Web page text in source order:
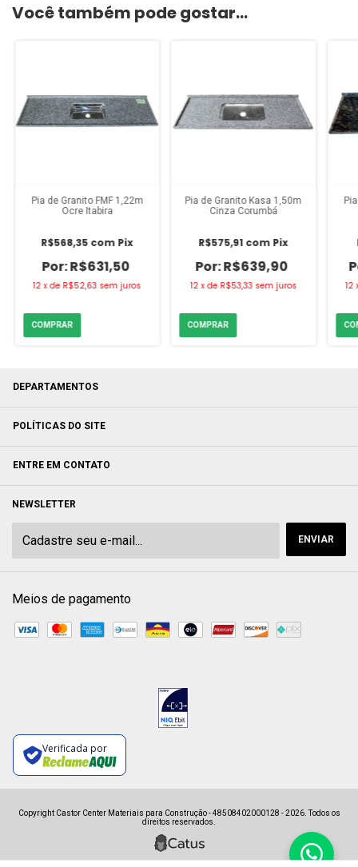
Você também pode gostar...
Pia de Granito FMF 1,22m
Ocre Itabira
R$631,50
R$568,35 com Pix
12 xde R$52,63 sem juros
Pia de Granito Kasa 1,50m
Cinza Corumb
R$639,90
R$575,91 com Pix
12 xde R$53,33 sem juros 12
DEPARTAMENTOS
POLÍTICAS DO SITE
ENTRE EM CONTATO
NEWSLETTER
Meios de pagamento
Verificada por
Copyright Castor Center Materiais para Construção - 48508402000128 - 2026. Todos os
direitos reservados.